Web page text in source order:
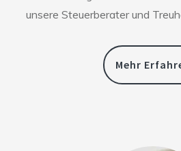
unsere Steuerberater und
Mehr